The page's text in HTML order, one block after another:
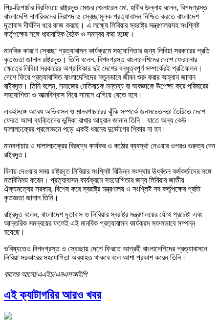
প্রি-ডিপার্চার ব্রিফিংয়ে রাষ্ট্রদূত মেজর জেনারেল মো. হাবীব উল্লাহ বলেন, বিপদগ্রস্ত
বাংলাদেশি নাগরিকদের নিরাপদ ও স্বেচ্ছামূলক প্রত্যাবাসন নিশ্চিত করতে বাংলাদেশ
দূতাবাস দীর্ঘদিন ধরে কাজ করছে। এ লক্ষ্যে লিবিয়ার স্বরাষ্ট্র মন্ত্রণালয়সহ সংশ্লিষ্ট
কর্তৃপক্ষের সঙ্গে ধারাবাহিক বৈঠক ও সমন্বয় করা হচ্ছে।
মানবিক কারণে স্বেচ্ছা প্রত্যাবাসন কার্যক্রমে সহযোগিতার জন্য লিবিয়া সরকারের প্রতি
কৃতজ্ঞতা জানান রাষ্ট্রদূত। তিনি বলেন, বিপদগ্রস্ত বাংলাদেশিদের দেশে ফেরানোর
ক্ষেত্রে লিবিয়া সরকারের অগ্রাধিকার দুই দেশের বন্ধুত্বপূর্ণ সম্পর্কেরই প্রতিফলন।
দেশে ফিরে প্রত্যাবাসিত বাংলাদেশিদের নতুনভাবে জীবন শুরু করার আহ্বান জানান
রাষ্ট্রদূত। তিনি বলেন, সমাজের নেতিবাচক মন্তব্য বা অবজ্ঞাকে উপেক্ষা করে পরিবারের
সহযোগিতা ও আত্মবিশ্বাস নিয়ে সামনে এগিয়ে যেতে হবে।
একইসঙ্গে অবৈধ অভিবাসন ও মানবপাচারের ঝুঁকি সম্পর্কে জনসচেতনতা তৈরিতে দেশে
ফেরত আসা ব্যক্তিদের ভূমিকা রাখার আহ্বান জানান তিনি। যাতে অন্য কেউ
দালালচক্রের প্রলোভনে পড়ে একই ধরনের দুর্ভোগের শিকার না হন।
মানবপাচার ও দালালচক্রের বিরুদ্ধে কার্যকর ও কঠোর ব্যবস্থা নেওয়ার ওপরও গুরুত্ব দেন
রাষ্ট্রদূত।
বিদায় দেওয়ার সময় রাষ্ট্রদূত লিবিয়ার সংশ্লিষ্ট বিভিন্ন সংস্থার ঊর্ধ্বতন কর্মকর্তাদের সঙ্গে
মতবিনিময় করেন। প্রত্যাবাসন কার্যক্রমে সহযোগিতার জন্য লিবিয়ার জাতীয়
ঐক্যমত্যের সরকার, বিশেষ করে স্বরাষ্ট্র মন্ত্রণালয় ও সংশ্লিষ্ট সব কর্তৃপক্ষের প্রতি
কৃতজ্ঞতা জানান তিনি।
রাষ্ট্রদূত বলেন, বাংলাদেশ দূতাবাস ও লিবিয়ার স্বরাষ্ট্র মন্ত্রণালয়ের যৌথ প্রচেষ্টা এবং
আন্তরিক সমন্বয়ের ফলেই এই মানবিক প্রত্যাবাসন কার্যক্রম সফলভাবে সম্পন্ন
হয়েছে।
ভবিষ্যতেও বিপদগ্রস্ত ও স্বেচ্ছায় দেশে ফিরতে আগ্রহী বাংলাদেশিদের প্রত্যাবাসনে
লিবিয়া সরকারের সহযোগিতা অব্যাহত থাকবে বলে আশা প্রকাশ করেন তিনি।
কালের আলো/এএইচ/এমএসআইপি
এই ক্যাটাগরির আরও খবর